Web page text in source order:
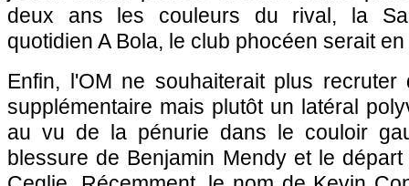
deux ans les couleurs du rival, la
quotidien A Bola, le club phocéen serait
Enfin, l'OM ne souhaiterait plus recruter
supplémentaire mais plutôt un latéral
au vu de la pénurie dans le couloir
blessure de Benjamin Mendy et le